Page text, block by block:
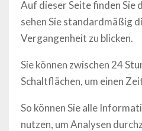
Auf dieser Seite finden Sie
sehen Sie standardmäßig
Vergangenheit zu blicken.
Sie können zwischen 24
Schaltflächen, um einen
So können Sie alle
nutzen, um Analysen